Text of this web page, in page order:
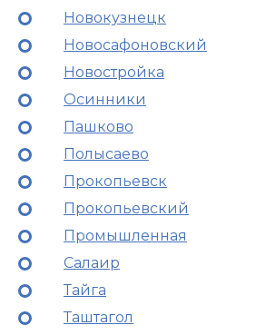
Новокузнецк
Новосафоновский
Новостройка
Осинники
Пашково
Полысаево
Прокопьевск
Прокопьевский
Промышленная
Салаир
Тайга
Таштагол